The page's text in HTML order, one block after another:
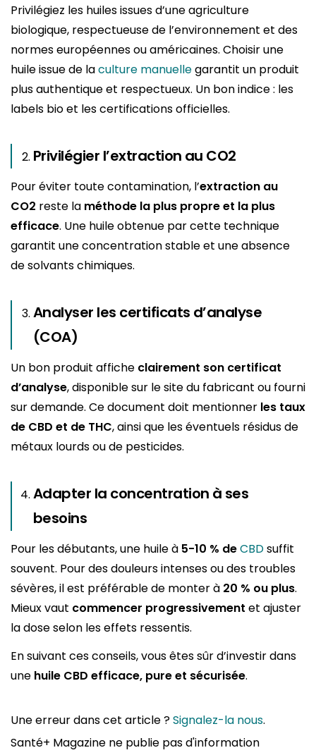
Privilégiez les huiles issues d’une agriculture
biologique, respectueuse de l’environnement et des
normes européennes ou américaines. Choisir une
huile issue de laculture manuellegarantit un produit
plus authentique et respectueux. Un bon indice : les
labels bio et les certifications officielles.
Privilégier l’extraction au CO2
Pour éviter toute contamination, l’extraction au
CO2 reste la méthode la plus propre et la plus
efficace. Une huile obtenue par cette technique
garantit une concentration stable et une absence
de solvants chimiques.
Analyser les certificats d’analyse
(COA)
Un bon produit affiche clairement son certificat
d’analyse, disponible sur le site du fabricant ou fourni
sur demande. Ce document doit mentionner les taux
de CBD et de THC, ainsi que les éventuels résidus de
métaux lourds ou de pesticides.
Adapter la concentration à ses
besoins
Pour les débutants, une huile à 5-10 % deCBDsuffit
souvent. Pour des douleurs intenses ou des troubles
sévères, il est préférable de monter à 20 % ou plus.
Mieux vaut commencer progressivement et ajuster
la dose selon les effets ressentis.
En suivant ces conseils, vous êtes sûr d’investir dans
une huile CBD efficace, pure et sécurisée.
Une erreur dans cet article ?Signalez-la nous.
Santé+ Magazine ne publie pas d'information